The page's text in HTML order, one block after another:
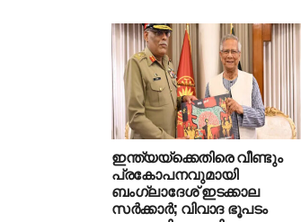
ഇന്ത്യയ്ക്കെതിരെ വീണ്ടും
പ്രകോപനവുമായി
ബംഗ്ലാദേശ് ഇടക്കാല
സര്‍ക്കാര്‍; വിവാദ ഭൂപടം